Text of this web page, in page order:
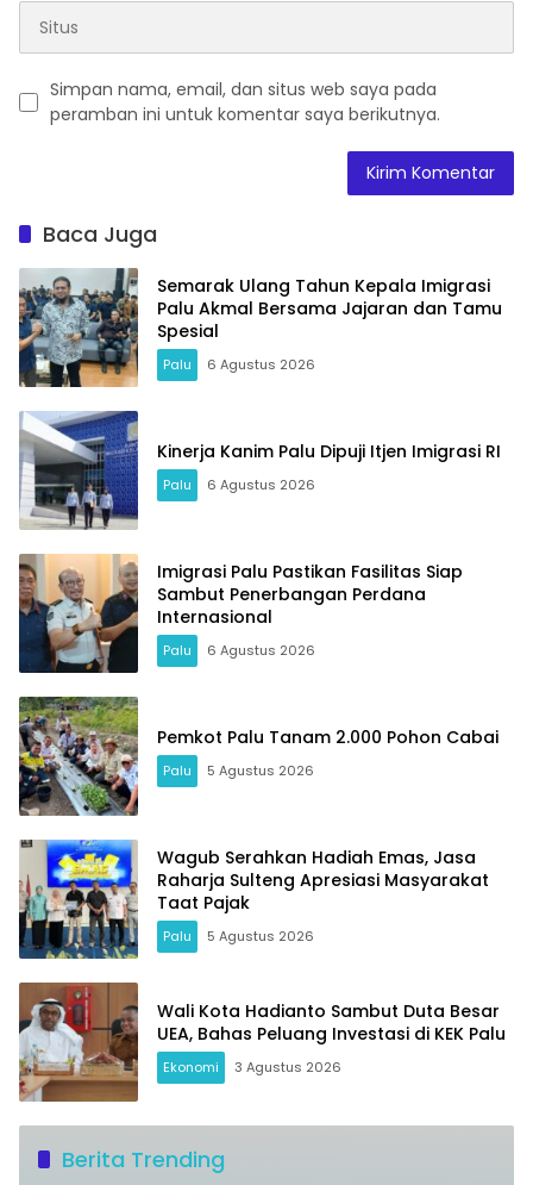
Simpan nama, email, dan situs web saya pada
peramban ini untuk komentar saya berikutnya.
Baca Juga
Semarak Ulang Tahun Kepala Imigrasi
Palu Akmal Bersama Jajaran dan Tamu
Spesial
Palu 6 Agustus 2026
Kinerja Kanim Palu Dipuji Itjen Imigrasi RI
Palu 6 Agustus 2026
Imigrasi Palu Pastikan Fasilitas Siap
Sambut Penerbangan Perdana
Internasional
Palu 6 Agustus 2026
Pemkot Palu Tanam 2.000 Pohon Cabai
Palu 5 Agustus 2026
Wagub Serahkan Hadiah Emas, Jasa
Raharja Sulteng Apresiasi Masyarakat
Taat Pajak
Palu 5 Agustus 2026
Wali Kota Hadianto Sambut Duta Besar
UEA, Bahas Peluang Investasi di KEK Palu
Ekonomi 3 Agustus 2026
Berita Trending